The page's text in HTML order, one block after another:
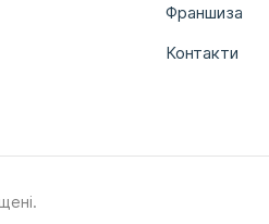
Франшиза
Контакти